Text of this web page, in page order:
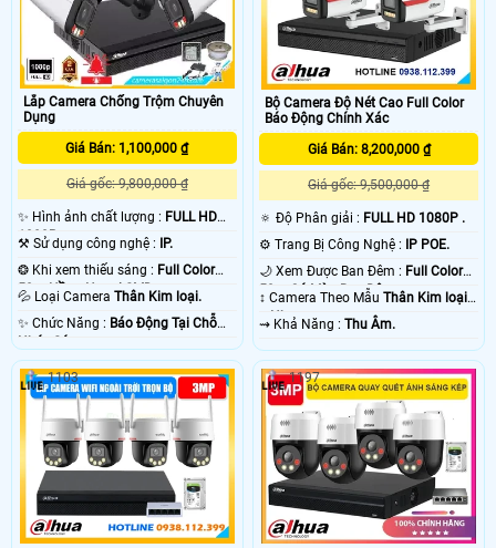
Lắp Camera Chống Trộm Chuyên
Dụng
Giá Bán: 1,100,000 ₫
Giá gốc: 9,800,000 ₫
✨ Hình ảnh chất lượng : FULL HD
1080P .
⚒ Sử dụng công nghệ : IP.
❂ Khi xem thiếu sáng : Full Color
50m Hồng Ngoại SMD.
💦 Loại Camera Thân Kim loại.
️✨ Chức Năng : Báo Động Tại Chỗ
Nháy Sáng.
Bộ Camera Độ Nét Cao Full Color
Báo Động Chính Xác
Giá Bán: 8,200,000 ₫
Giá gốc: 9,500,000 ₫
🔅 Độ Phân giải : FULL HD 1080P .
⚙ Trang Bị Công Nghệ :
IP POE.
🌙 Xem Được Ban Đêm : Full Color
50m Có Màu Ban Ðêm.
↕️ Camera Theo MẫuThân Kim loại
+ Nhựa.
️⇝ Khả Năng :Thu Âm.
1103 1197